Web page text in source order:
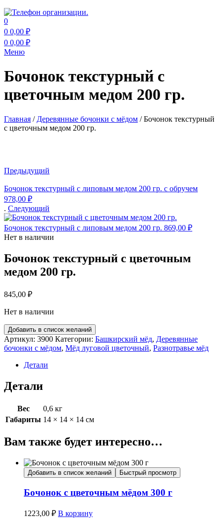
0
0 0,00 ₽
0 0,00 ₽
Меню
Бочонок текстурный с
цветочным медом 200 гр.
Главная / Деревянные бочонки с мёдом /Бочонок текстурный
с цветочным медом 200 гр.
Предыдущий
Бочонок текстурный с липовым медом 200 гр. с обручем
978,00 ₽
. Следующий
Бочонок текстурный с липовым медом 200 гр. 869,00 ₽
Нет в наличии
Бочонок текстурный с цветочным
медом 200 гр.
845,00 ₽
Нет в наличии
Добавить в список желаний
Артикул: 3900 Категории: Башкирский мёд, Деревянные
бочонки с мёдом, Мёд луговой цветочный, Разнотравье мёд
Детали
Детали
Вес
0,6 кг
Габариты 14 × 14 × 14 см
Вам также будет интересно…
Добавить в список желаний Быстрый просмотр
Бочонок с цветочным мёдом 300 г
1223,00 ₽ В корзину